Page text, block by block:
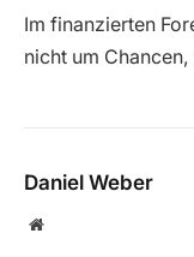
Im finanzierten
nicht um
Daniel Weber
Website